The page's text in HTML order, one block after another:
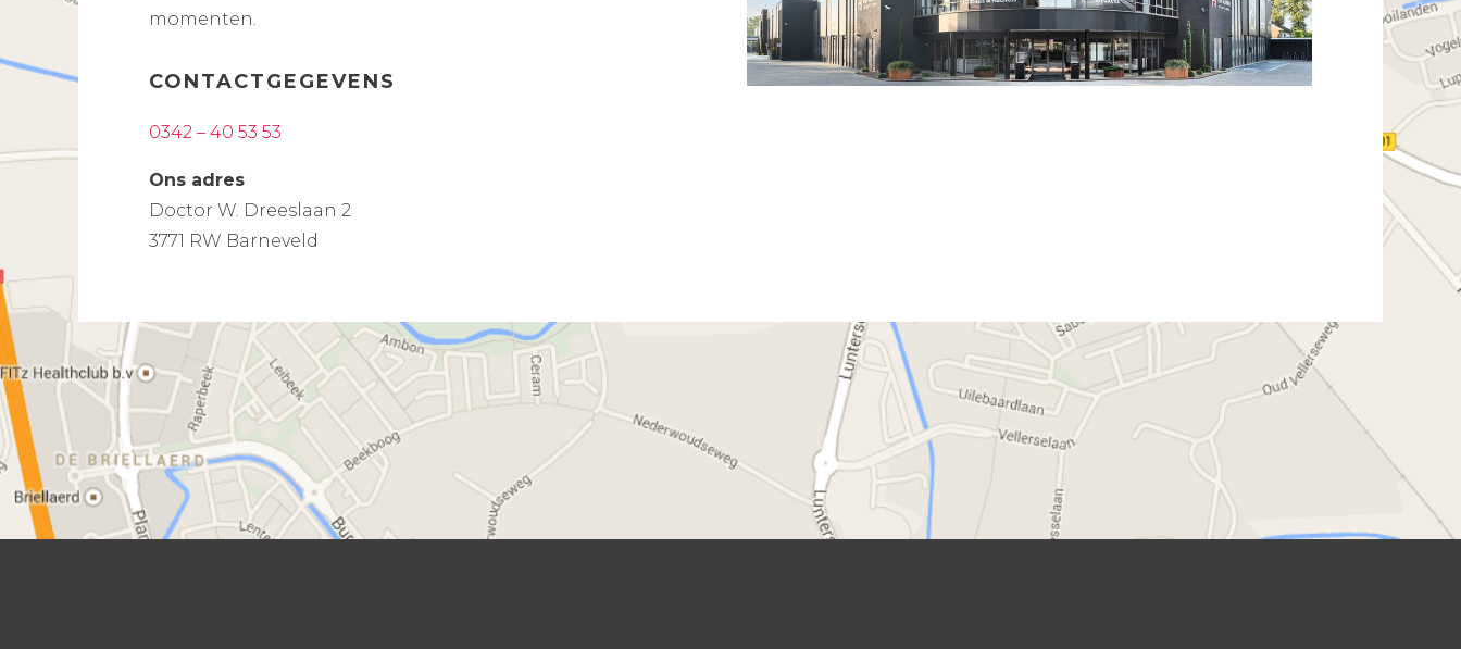
momenten.
CONTACTGEGEVENS
0342 – 40 53 53
Ons adres
Doctor W. Dreeslaan 2
3771 RW Barneveld